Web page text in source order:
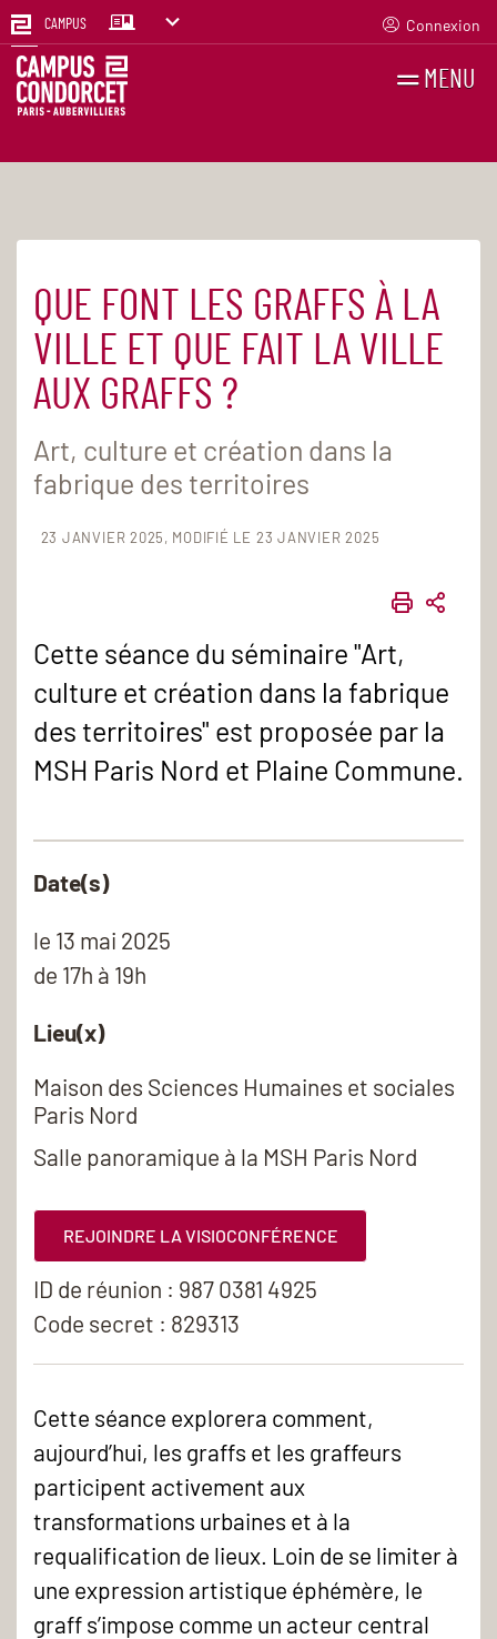
CAMPUS Connexion
MENU
Accueil Agenda
QUE FONT LES GRAFFS À LA
VILLE ET QUE FAIT LA VILLE
AUX GRAFFS ?
Art, culture et création dans la
fabrique des territoires
23 JANVIER 2025 MODIFIÉ LE 23 JANVIER 2025
Cette séance du séminaire "Art,
culture et création dans la fabrique
des territoires" est proposée par la
MSH Paris Nord et Plaine Commune.
Date(s)
le 13 mai 2025
de 17h à 19h
Lieu(x)
Maison des Sciences Humaines et sociales
Paris Nord
Salle panoramique à la MSH Paris Nord
REJOINDRE LA VISIOCONFÉRENCE
ID de réunion : 987 0381 4925
Code secret : 829313
Cette séance explorera comment,
aujourd’hui, les graffs et les graffeurs
participent activement aux
transformations urbaines et à la
requalification de lieux. Loin de se limiter à
une expression artistique éphémère, le
graff s’impose comme un acteur central